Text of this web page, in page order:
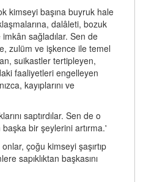
kimseyi başına buyruk hale
dalâleti, bozuk
sağladılar. Sen de
zulüm ve işkence ile temel
suikastler tertipleyen,
faaliyetleri engelleyen
kayıplarını ve
saptırdılar. Sen de o
başka bir şeylerini artırma.'
çoğu kimseyi şaşırtıp
sapıklıktan başkasını